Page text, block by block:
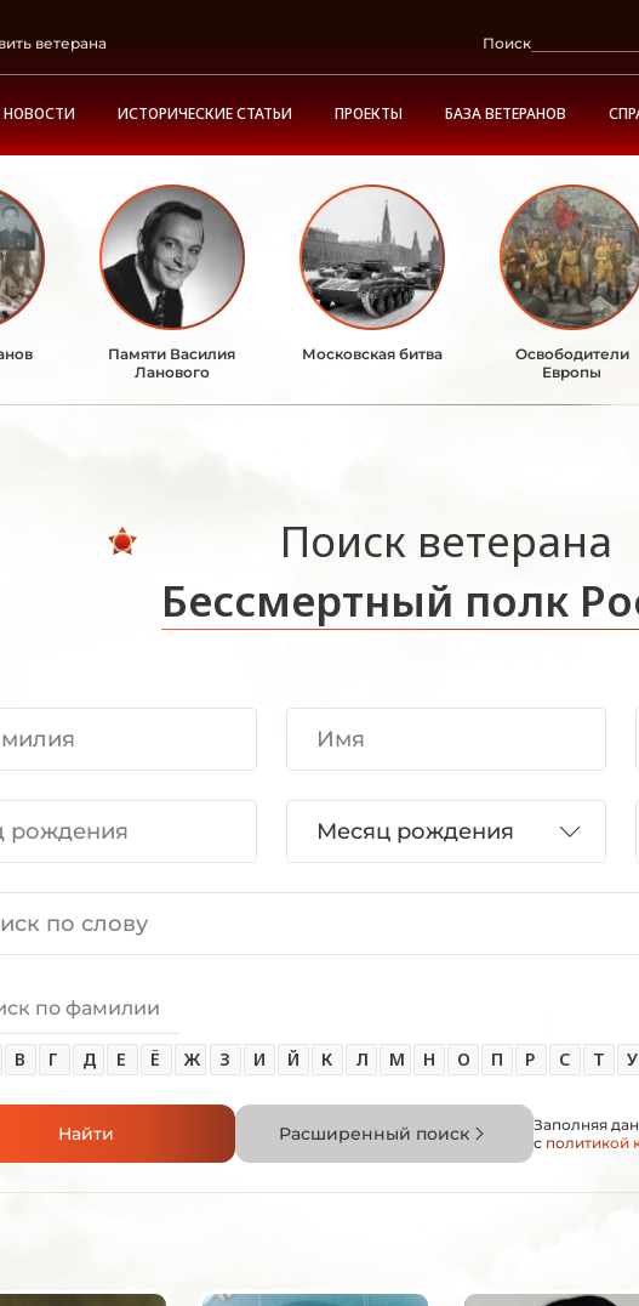
ветерана Поиск
НОВОСТИ ИСТОРИЧЕСКИЕ СТАТЬИ ПРОЕКТЫ БАЗА ВЕТЕРАНОВ
Памяти Василия
Ланового
Московская битва
Освободители
Европы
Поиск ветерана
Бессмертный полк
по фамилии
В Г Д Е Ё Ж З И Й К Л М Н О П Р С Т У
Найти Расширенный поиск
Заполняя
с политикой